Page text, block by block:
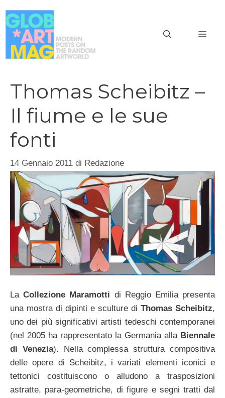
al
contenuto
Thomas Scheibitz –
Il fiume e le sue
fonti
14 Gennaio 2011 di Redazione
LaCollezione Maramotti di Reggio Emilia presenta
una mostra di dipinti e sculture di Thomas Scheibitz,
uno dei più significativi artisti tedeschi contemporanei
(nel 2005 ha rappresentato la Germania alla Biennale
di Venezia). Nella complessa struttura compositiva
delle opere di Scheibitz, i variati elementi iconici e
tettonici costituiscono o alludono a trasposizioni
astratte, para-geometriche, di figure e segni tratti dal